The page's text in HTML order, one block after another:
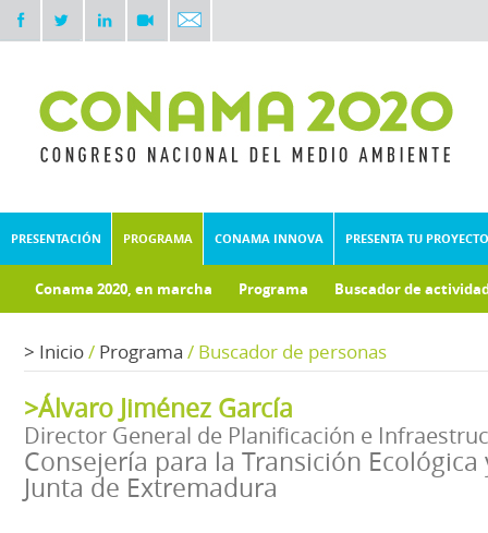
PRESENTACIÓN PROGRAMA CONAMA INNOVA PRESENTA TU PROYECTO
Conama 2020, en marcha Programa Buscador de
> Inicio/ Programa / Buscador de personas
>Álvaro Jiménez García
Director General de Planificación e
Consejería para la Transición
Junta de Extremadura